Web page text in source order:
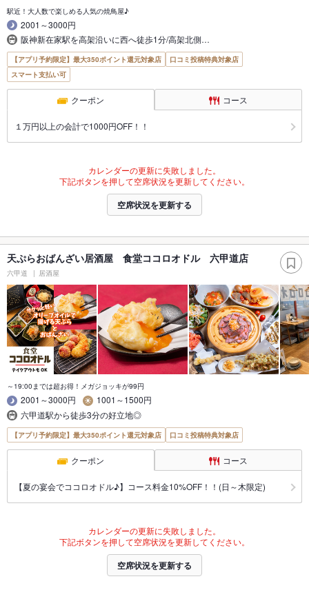
駅近！大人数で楽しめる人気の焼鳥屋♪
2001～3000円
阪神新在家駅を高架沿いに西へ徒歩1分/高架北側…
【アプリ予約限定】最大350ポイント還元対象店
口コミ投稿特典対象店
スマート支払い可
クーポン コース
１万円以上の会計で1000円OFF！！
カレンダーの更新に失敗しました。
下記ボタンを押して空席状況を更新してください。
空席状況を更新する
天ぷらおばんざい居酒屋 食堂ココロオドル 六甲道店
六甲道 居酒屋
～19:00までは超お得！メガジョッキが99円
2001～3000円
1001～1500円
六甲道駅から徒歩3分の好立地◎
【アプリ予約限定】最大350ポイント還元対象店 口コミ投稿特典対象店
クーポン コース
【夏の宴会でココロオドル♪】コース料金10%OFF！！(日～木限定)
カレンダーの更新に失敗しました。
下記ボタンを押して空席状況を更新してください。
空席状況を更新する